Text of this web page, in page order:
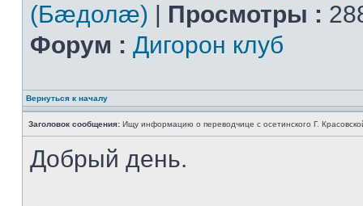
(Бæдолæ) | Просмотры :
Форум : Дигорон клуб
Вернуться к началу
Заголовок сообщения: Ищу информацию о переводчице с осетинского Г.
Добрый день.